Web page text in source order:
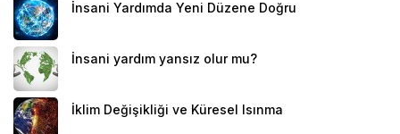
İnsani Yardımda Yeni Düzene Doğru
İnsani yardım yansız olur mu?
İklim Değişikliği ve Küresel Isınma